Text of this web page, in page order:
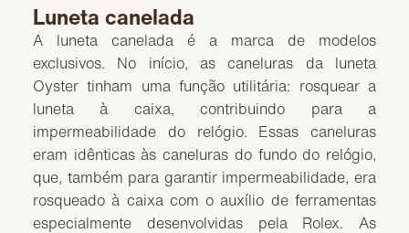
Luneta canelada
A luneta canelada é a marca de modelos
exclusivos. No início, as caneluras da luneta
Oyster tinham uma função utilitária: rosquear a
luneta à caixa, contribuindo para a
impermeabilidade do relógio. Essas caneluras
eram idênticas às caneluras do fundo do relógio,
que, também para garantir impermeabilidade, era
rosqueado à caixa com o auxílio de ferramentas
especialmente desenvolvidas pela Rolex. As